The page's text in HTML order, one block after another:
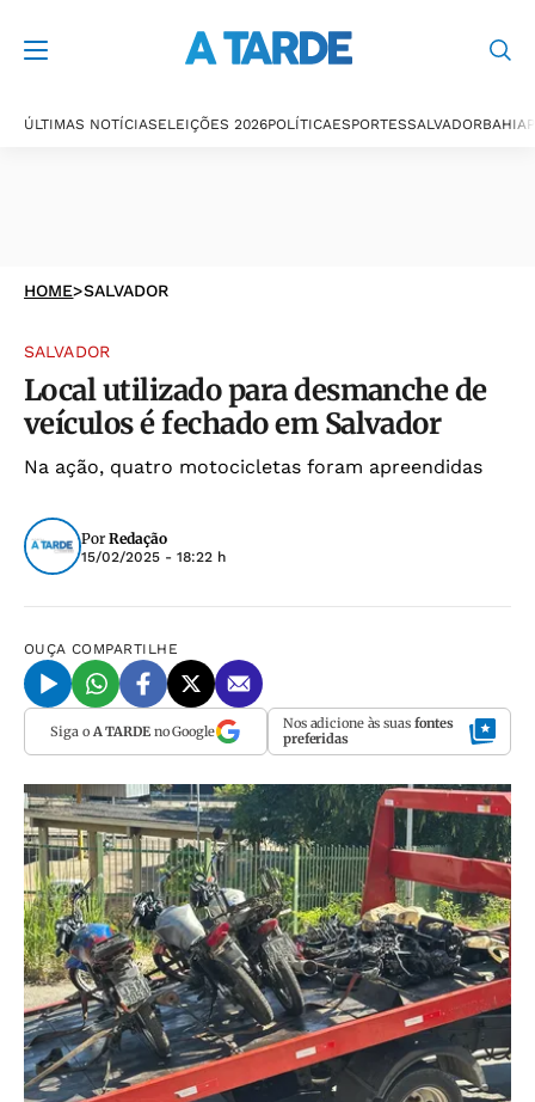
ÚLTIMAS NOTÍCIASELEIÇÕES 2026POLÍTICAESPORTESSALVADORBAHIA
HOME>SALVADOR
SALVADOR
Local utilizado para desmanche de
veículos é fechado em Salvador
Na ação, quatro motocicletas foram apreendidas
Por Redação
15/02/2025 - 18:22 h
OUÇA COMPARTILHE
Siga o A TARDEno Google Nos adicione às suas fontes
preferidas